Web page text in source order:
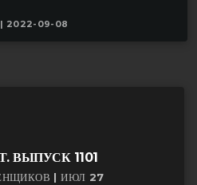
2022-09-08
ВЫПУСК 1101
| ИЮЛ 27